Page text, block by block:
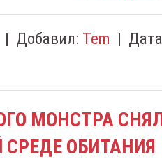
| Добавил: Tem |
МОНСТРА
СРЕДЕ ОБИТАНИЯ